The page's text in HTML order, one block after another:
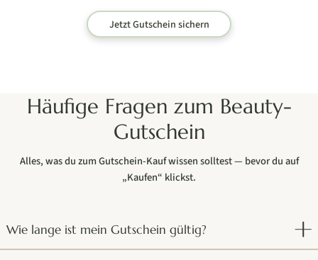
Jetzt Gutschein sichern
Häufige Fragen zum Beauty-
Gutschein
Alles, was du zum Gutschein-Kauf wissen solltest — bevor du auf
„Kaufen“ klickst.
Wie lange ist mein Gutschein gültig?